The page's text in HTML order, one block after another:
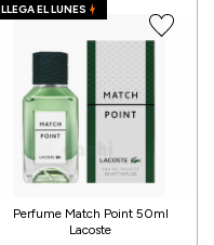
LLEGA EL LUNES
Perfume Match Point 50ml
Lacoste